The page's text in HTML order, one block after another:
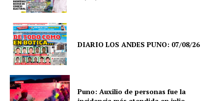
DIARIO LOS ANDES PUNO: 07/08/26
Puno: Auxilio de personas fue la